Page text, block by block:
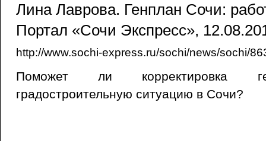
Лина Лаврова. Генплан Сочи:
Портал «Сочи Экспресс»,
http://www.sochi-express.ru/sochi/news/sochi/
Поможет ли корректировка
градостроительную ситуацию в Сочи?